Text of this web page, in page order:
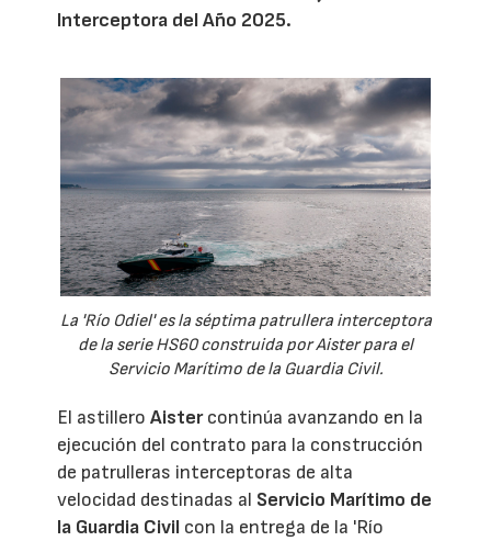
Interceptora del Año 2025.
La 'Río Odiel' es la séptima patrullera interceptora
de la serie HS60 construida por Aister para el
Servicio Marítimo de la Guardia Civil.
El astilleroAistercontinúa avanzando en la
ejecución del contrato para la construcción
de patrulleras interceptoras de alta
velocidad destinadas al Servicio Marítimo de
la Guardia Civil con la entrega de la 'Río